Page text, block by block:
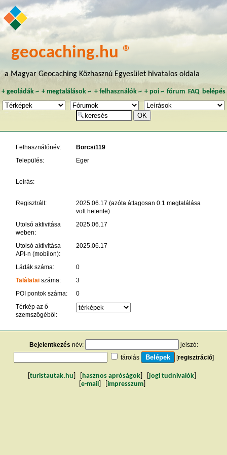
geocaching.hu ®
a Magyar Geocaching Közhasznú Egyesület hivatalos oldala
+ geoládák~ +megtalálások ~ + felhasználók~ + poi~ fórum FAQ belépés
Felhasználónév:
Borcsi119
Település:
Eger
Leírás:
Regisztrált:
2025.06.17 (azóta átlagosan 0.1 megtalálása
volt hetente)
Utolsó aktivitása
weben:
2025.06.17
Utolsó aktivitása
API-n (mobilon):
2025.06.17
Ládák száma:
0
Találataiszáma:
3
POI pontok száma:
0
Térkép az ő
szemszögéből:
Bejelentkezés név:
jelszó:
tárolás
[regisztráció]
turistautak.hu hasznos apróságok jogi tudnivalók
e-mail impresszum]